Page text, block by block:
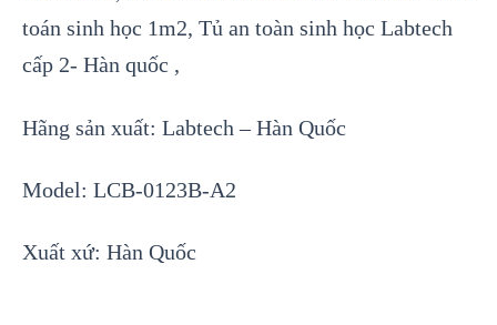
toán sinh học 1m2, Tủ an toàn sinh học Labtech
cấp 2- Hàn quốc ,
Hãng sản xuất: Labtech – Hàn Quốc
Model: LCB-0123B-A2
Xuất xứ: Hàn Quốc